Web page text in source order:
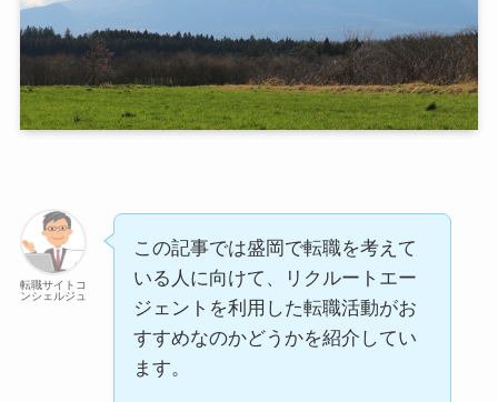
転職サイトコ
ンシェルジュ
この記事では盛岡で転職を考えて
いる人に向けて、リクルートエー
ジェントを利用した転職活動がお
すすめなのかどうかを紹介してい
ます。